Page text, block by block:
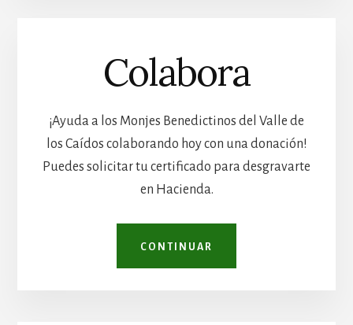
Colabora
¡Ayuda a los Monjes Benedictinos del Valle de
los Caídos colaborando hoy con una donación!
Puedes solicitar tu certificado para desgravarte
en Hacienda.
CONTINUAR